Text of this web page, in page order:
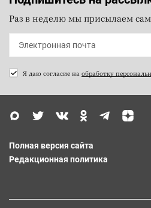
Раз в неделю мы присылаем
Я даю согласие на обработку
Полная версия сайта
Редакционная политика